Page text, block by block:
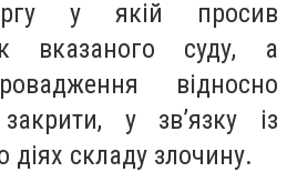
у якій просив
вказаного суду, а
відносно
у зв’язку із
діях складу злочину.